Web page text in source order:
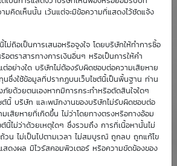
ามคิดเห็นนั้น เว้นแต่จะมีข้อความที่แสดงไว้ชัดแจ้ง
ม่ถือเป็นการเสนอหรือจูงใจ โดยบริษัทให้ทำการซื้อ
ตราสารทางการเงินอื่นๆ หรือเป็นการให้คำ
ต่อย่างใด บริษัทไม่ต้องรับผิดชอบต่อความเสียหาย
นซึ่งใช้ข้อมูลที่ปรากฏบนเว็บไซต์นี้เป็นพื้นฐาน ท่าน
ยด้วยตนเองหากมีการกระทำหรือตัดสินใจใดๆ
ซต์นี้ บริษัท และพนักงานของบริษัทไม่รับผิดชอบต่อ
เสียหายที่เกิดขึ้น ไม่ว่าโดยทางตรงหรือทางอ้อม
ต์นี้ไม่ว่าด้วยเหตุใดๆ ซึ่งรวมถึง การที่เนื้อหานั้นไม่
น ไม่เป็นไปตามเวลา ไม่สมบูรณ์ ถูกลบ ถูกแก้ไข
ดงผล มีไวรัสคอมพิวเตอร์ หรือความขัดข้องของ